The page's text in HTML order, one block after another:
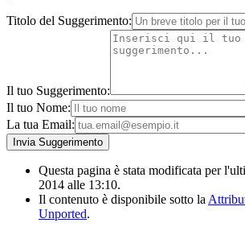
Titolo del Suggerimento:
Il tuo Suggerimento:
Il tuo Nome:
La tua Email:
Questa pagina è stata modificata per
2014 alle 13:10.
Il contenuto è disponibile sotto la
Unported.